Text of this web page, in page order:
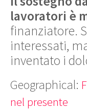
lavoratori è
finanziatore.
interessati,
inventato i
Geographical:
nel presente